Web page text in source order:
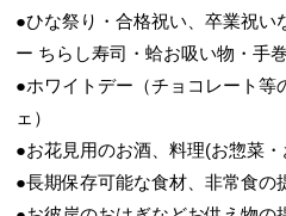
●ひな祭り・合格祝い、卒業祝い
ー ちらし寿司・蛤お吸い物・手
●ホワイトデー（チョコレート等
ェ）
●お花見用のお酒、料理(お惣菜
●長期保存可能な食材、非常食の